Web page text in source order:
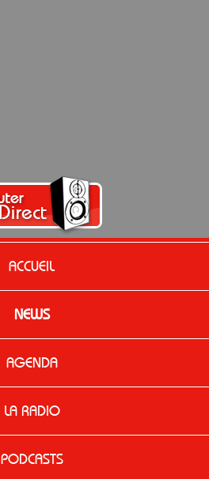
ACCUEIL
NEWS
AGENDA
LA RADIO
PODCASTS